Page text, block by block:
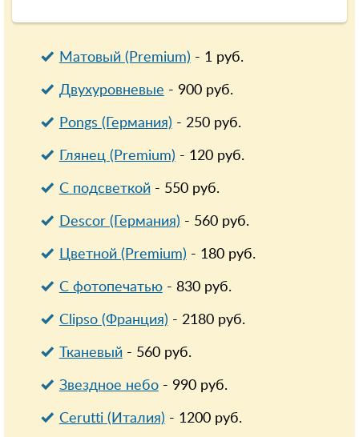
Матовый (Premium) - 1руб.
Двухуровневые - 900руб.
Pongs (Германия) - 250руб.
Глянец (Premium) - 120руб.
С подсветкой- 550руб.
Descor (Германия) - 560руб.
Цветной (Premium) - 180руб.
С фотопечатью- 830руб.
Clipso (Франция) - 2180руб.
Тканевый- 560руб.
Звездное небо- 990руб.
Cerutti (Италия) - 1200руб.